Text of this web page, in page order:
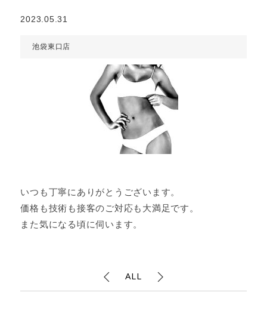
2023.05.31
池袋東口店
いつも丁寧にありがとうございます。
価格も技術も接客のご対応も大満足です。
また気になる頃に伺います。
ALL